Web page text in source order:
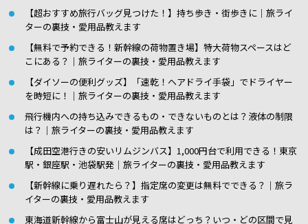
【超おすすめ旅行バッグ見つけた！】持ち歩き・街歩きに｜旅ライ
ターの裏技・愛用品教えます
【無料で予約できる！新幹線の荷物置き場】特大荷物スペースはど
こにある？｜旅ライターの裏技・愛用品教えます
【ダイソーの便利グッズ】「速乾！ヘアドライ手袋」でドライヤー
を時短に！｜旅ライターの裏技・愛用品教えます
飛行機内への持ち込みできるもの・できないものとは？液体の制限
は？｜旅ライターの裏技・愛用品教えます
【成田空港行きの安いリムジンバス】1,000円台で利用できる！東京
駅・銀座駅・池袋駅発｜旅ライターの裏技・愛用品教えます
【新幹線に乗り遅れたら？】指定席の変更は無料でできる？｜旅ラ
イターの裏技・愛用品教えます
東海道新幹線から富士山が見える席はどっち？いつ・どの区間で見